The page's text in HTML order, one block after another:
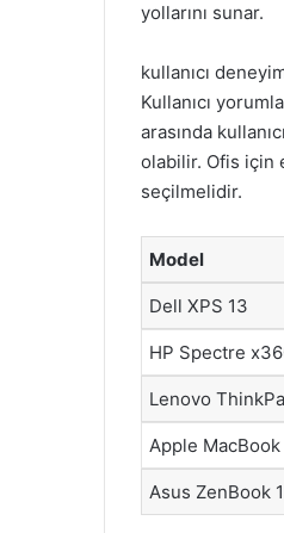
yollarını sunar.
kullanıcı
Kullanıcı
arasında
olabilir. Ofis için
seçilmelidir.
Model
Dell XPS 13
HP Spectre
Lenovo
Apple
Asus ZenBook